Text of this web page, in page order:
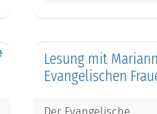
Lesung mit
Evangelischen
Der Evangelische